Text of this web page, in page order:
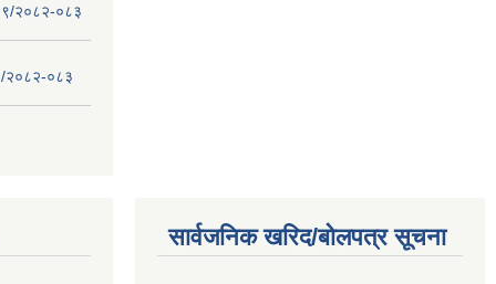
०९/२०८२-०८३
२०८२-०८३
सार्वजनिक खरिद/बोलपत्र सूचना